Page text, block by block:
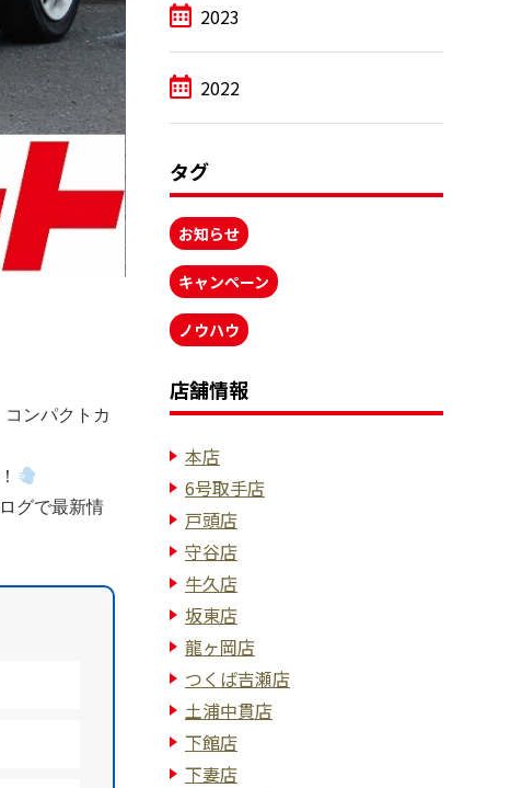
ンパクトカ
グで最新情
2023
2022
タグ
お知らせ
キャンペーン
ノウハウ
店舗情報
本店
6号取手店
戸頭店
守谷店
牛久店
坂東店
龍ヶ岡店
つくば吉瀬店
土浦中貫店
下館店
下妻店